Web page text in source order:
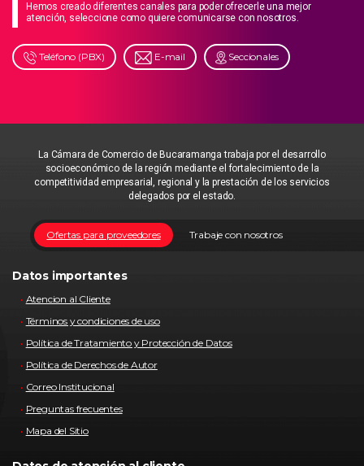
Hemos creado diferentes canales para poder ofrecerle una mejor
atención, seleccione como quiere comunicarse con nosotros.
Teléfono (PBX) E-mail Seccionales
La Cámara de Comercio de Bucaramanga trabaja por el desarrollo
socioeconómico de la región mediante el fortalecimiento de la
competitividad empresarial, regional y la prestación de los servicios
delegados por el estado.
Trabaje con nosotros
Ofertas para proveedores
Datos importantes
Atencion al Cliente
Términos y condiciones de uso
Política de Tratamiento y Protección de Datos
Política de Derechos de Autor
Correo Institucional
Preguntas frecuentes
Mapa del Sitio